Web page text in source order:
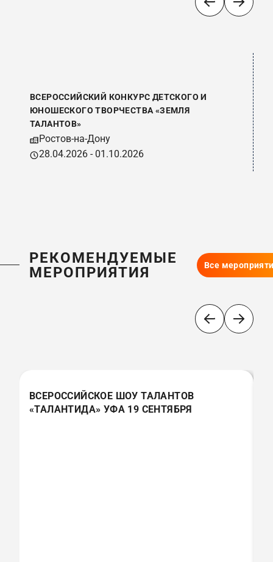
ВСЕРОССИЙСКИЙ КОНКУРС ДЕТСКОГО И
ЮНОШЕСКОГО ТВОРЧЕСТВА «ЗЕМЛЯ
ТАЛАНТОВ»
Ростов-на-Дону
28.04.2026 - 01.10.2026
РЕКОМЕНДУЕМЫЕ
МЕРОПРИЯТИЯ
Все
ВСЕРОССИЙСКОЕ ШОУ ТАЛАНТОВ
«ТАЛАНТИДА» УФА 19 СЕНТЯБРЯ